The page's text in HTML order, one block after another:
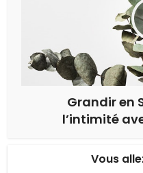
Grandir en
l’intimité
Vous